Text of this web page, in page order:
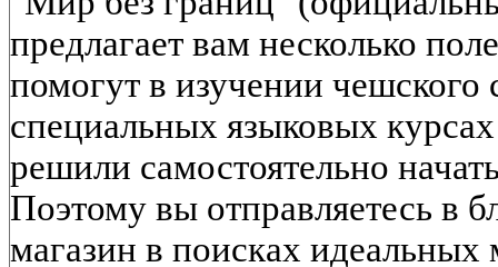
предлагает вам несколько
помогут в изучении чешского
специальных языковых
решили самостоятельно
Поэтому вы отправляетесь
магазин в поисках идеальных